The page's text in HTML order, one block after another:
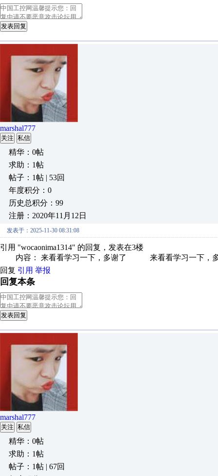
发表回复
marshal777
关注 私信
精华：0帖
求助：1帖
帖子：1帖 | 53回
年度积分：0
历史总积分：99
注册：2020年11月12日
发表于：2025-11-30 08:31:08
引用 "wocaonima1314" 的回复，发表在3楼
内容： 来看看学习一下，多谢了 来看看学习一下，多
回复 引用 举报
回复本条
发表回复
marshal777
关注 私信
精华：0帖
求助：1帖
帖子：1帖 | 67回